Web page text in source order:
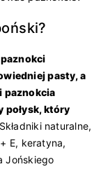
pasty, a
paznokcia
połysk, który
Składniki naturalne,
E, keratyna,
Jońskiego